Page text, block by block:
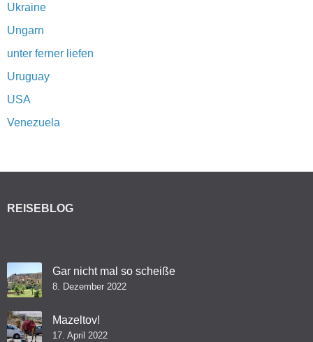
Ukraine
Ungarn
unter ferner liefen
Uruguay
USA
Venezuela
REISEBLOG
Gar nicht mal so scheiße
8. Dezember 2022
Mazeltov!
17. April 2022